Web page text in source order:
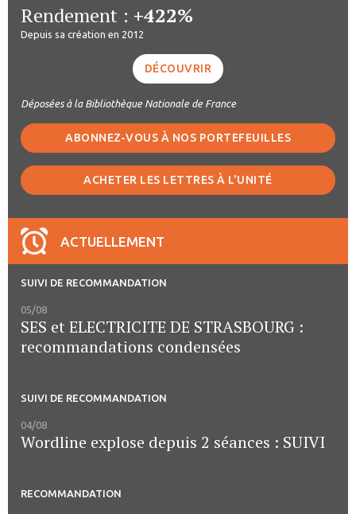
Rendement : +422%
Depuis sa création en 2012
DÉCOUVRIR
Déposées à la Bibliothèque Nationale de France
ABONNEZ-VOUS À NOS PORTEFEUILLES
ACHETER LES LETTRES À L'UNITÉ
ACTUELLEMENT
SUIVI DE RECOMMANDATION
05/08
SES et ELECTRICITE DE STRASBOURG :
recommandations condensées
SUIVI DE RECOMMANDATION
04/08
Wordline explose depuis 2 séances : SUIVI
RECOMMANDATION